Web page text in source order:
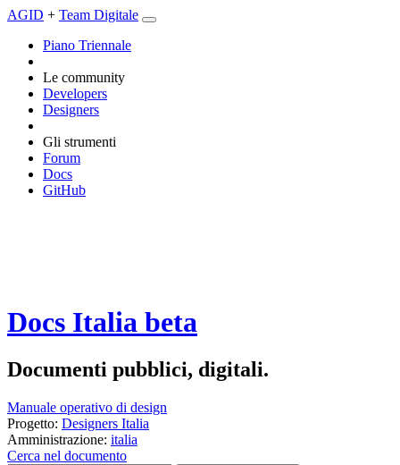
AGID + Team Digitale
Piano Triennale
Le community
Developers
Designers
Gli strumenti
Forum
Docs
GitHub
Docs Italia beta
Documenti pubblici, digitali.
Manuale operativo di design
Progetto: Designers Italia
Amministrazione: italia
Cerca nel documento